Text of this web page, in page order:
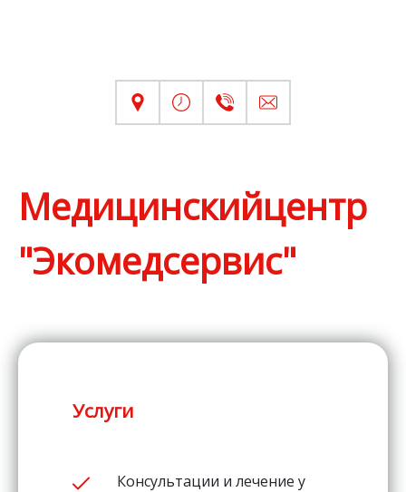
Медицинскийцентр
"Экомедсервис"
Услуги
Консультации и лечение у